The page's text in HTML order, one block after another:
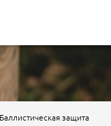
Баллистическая защита